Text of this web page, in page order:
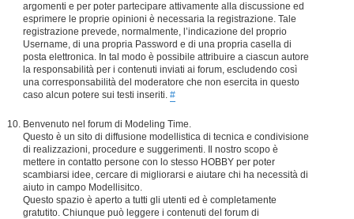
argomenti e per poter partecipare attivamente alla discussione ed
esprimere le proprie opinioni è necessaria la registrazione. Tale
registrazione prevede, normalmente, l’indicazione del proprio
Username, di una propria Password e di una propria casella di
posta elettronica. In tal modo è possibile attribuire a ciascun autore
la responsabilità per i contenuti inviati ai forum, escludendo così
una corresponsabilità del moderatore che non esercita in questo
caso alcun potere sui testi inseriti. #
Benvenuto nel forum di Modeling Time.
Questo è un sito di diffusione modellistica di tecnica e condivisione
di realizzazioni, procedure e suggerimenti. Il nostro scopo è
mettere in contatto persone con lo stesso HOBBY per poter
scambiarsi idee, cercare di migliorarsi e aiutare chi ha necessità di
aiuto in campo Modellisitco.
Questo spazio è aperto a tutti gli utenti ed è completamente
gratutito. Chiunque può leggere i contenuti del forum di